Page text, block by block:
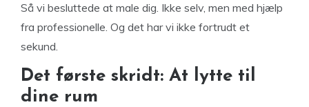
Så vi besluttede at male dig. Ikke selv, men med hjælp
fra professionelle. Og det har vi ikke fortrudt et
sekund.
Det første skridt: At lytte til
dine rum